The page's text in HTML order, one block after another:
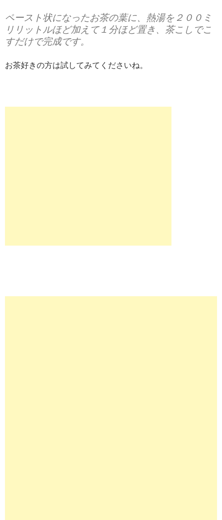
ペースト状になったお茶の葉に、
熱湯を２００ミ
リリットルほど加えて１分ほど置き、茶こしでこ
すだけで完成です。
お茶好きの方は試してみてくださいね。